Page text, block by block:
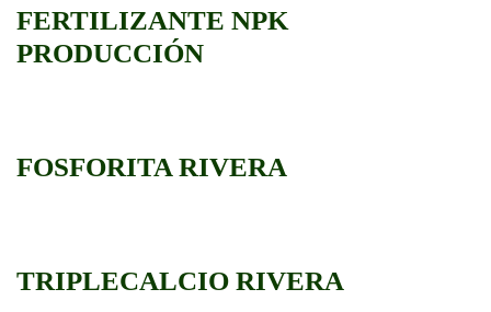
FERTILIZANTE NPK
PRODUCCIÓN
FOSFORITA RIVERA
TRIPLECALCIO RIVERA